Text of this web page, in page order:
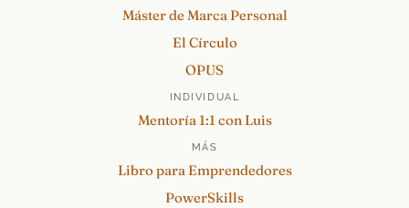
Máster de Marca Personal
El Círculo
OPUS
INDIVIDUAL
Mentoría 1:1 con Luis
MÁS
Libro para Emprendedores
PowerSkills